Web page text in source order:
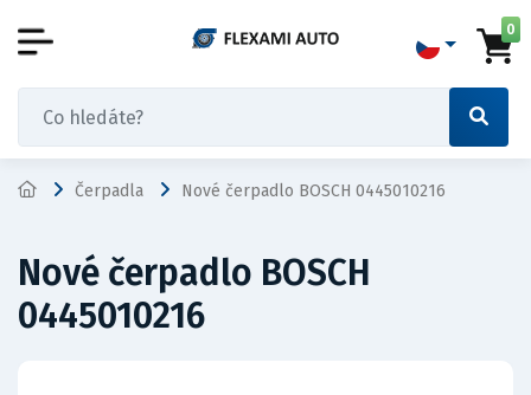
0
Čerpadla Nové čerpadlo BOSCH 0445010216
Nové čerpadlo BOSCH
0445010216